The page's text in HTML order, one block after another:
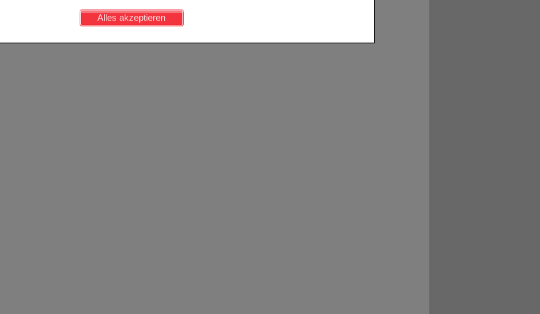
werden genutzt um das Einkaufserlebnis noch ansprechender zu gestalten,
des Besuchers oder unsere Seite an bevorzugte Verhaltensweisen (z.B.
Partnerprogramm zu betreiben.
wir unsere Website weiter für Sie optimieren können, den Inhalt auf unserer Website aber
möglichst relevant für Sie zu gestalten. Bitte beachten Sie, dass Daten hierfür
Google oder soziale Medien übertragen werden.
Alles akzeptieren